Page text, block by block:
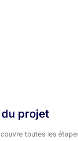
projet
toutes les